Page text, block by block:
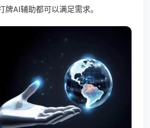
牌AI辅助都可以满足需求。